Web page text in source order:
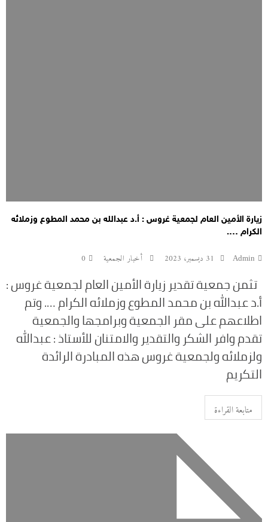
زيارة الأمين العام لجمعية غروس : أ.د عبدالله بن محمد المطوع وزملائه
الكرام ….
Admin 31 ديسمبر، 2023 أخبار الجمعية 0
تثمن جمعية تقدير زيارة الأمين العام لجمعية غروس :
أ.د عبدالله بن محمد المطوع وزملائه الكرام …. ‏وتم
اطلاعهم على مقر الجمعية وبرامجها ‏والجمعية
تقدم وافر الشكر والتقدير والامتنان للأستاذ : عبدالله
ولزملائه ولجمعية غروس هذه المبادرة الرائدة
التكريم
متابعة القراءة